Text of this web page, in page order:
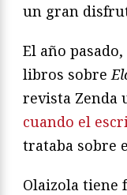
un gran
El año
libros sobre
revista Zenda
cuando el
trataba sobre
Olaizola tiene